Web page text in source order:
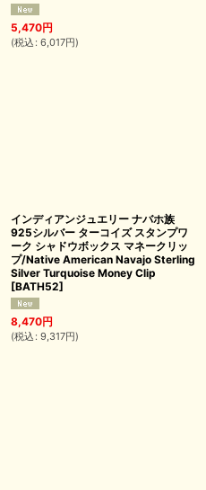
5,470円
(税込 : 6,017円)
インディアンジュエリー ナバホ族
925シルバー ターコイズ スタンプワ
ーク シャドウボックス マネークリッ
プ/Native American Navajo Sterling
Silver Turquoise Money Clip
[BATH52]
8,470円
(税込 : 9,317円)